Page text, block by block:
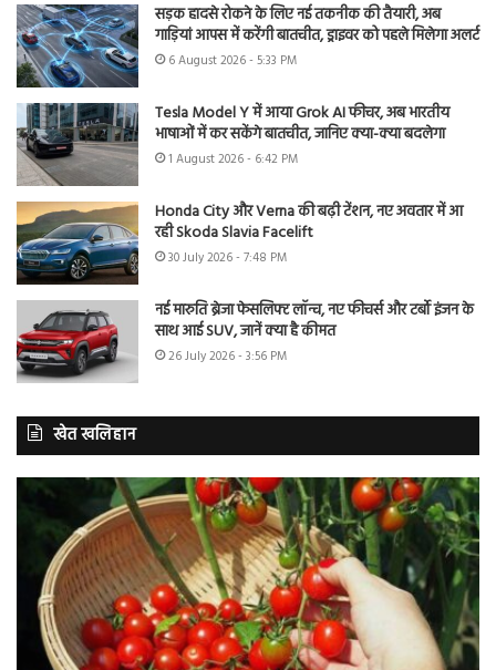
सड़क हादसे रोकने के लिए नई तकनीक की तैयारी, अब
गाड़ियां आपस में करेंगी बातचीत, ड्राइवर को पहले मिलेगा अलर्ट
6 August 2026 - 5:33 PM
Tesla Model Y में आया Grok AI फीचर, अब भारतीय
भाषाओं में कर सकेंगे बातचीत, जानिए क्या-क्या बदलेगा
1 August 2026 - 6:42 PM
Honda City और Verna की बढ़ी टेंशन, नए अवतार में आ
रही Skoda Slavia Facelift
30 July 2026 - 7:48 PM
नई मारुति ब्रेजा फेसलिफ्ट लॉन्च, नए फीचर्स और टर्बो इंजन के
साथ आई SUV, जानें क्या है कीमत
26 July 2026 - 3:56 PM
खेत खलिहान